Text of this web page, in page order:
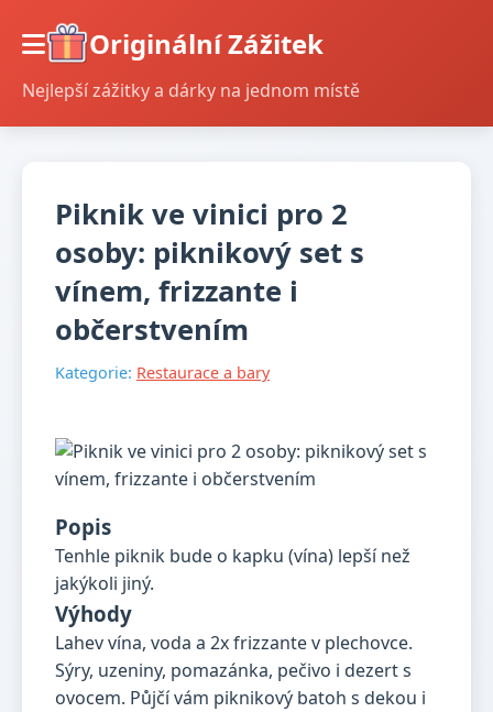
Originální Zážitek
Nejlepší zážitky a dárky na jednom místě
Piknik ve vinici pro 2
osoby: piknikový set s
vínem, frizzante i
občerstvením
Kategorie: Restaurace a bary
Popis
Tenhle piknik bude o kapku (vína) lepší než
jakýkoli jiný.
Výhody
Lahev vína, voda a 2x frizzante v plechovce.
Sýry, uzeniny, pomazánka, pečivo i dezert s
ovocem. Půjčí vám piknikový batoh s dekou i